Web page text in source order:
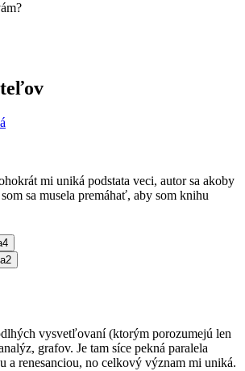
mi uniká podstata veci, autor sa akoby
sa musela premáhať, aby som knihu
4
2
vysvetľovaní (ktorým porozumejú len
grafov. Je tam síce pekná paralela
a renesanciou, no celkový význam mi uniká.